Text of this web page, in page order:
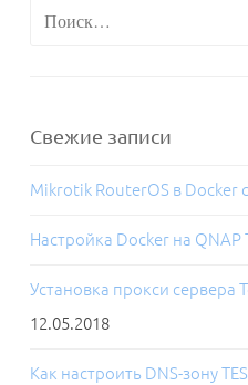
Свежие записи
Mikrotik RouterOS в
Настройка Docker на QNAP
Установка прокси сервера
12.05.2018
Как настроить DNS-зону